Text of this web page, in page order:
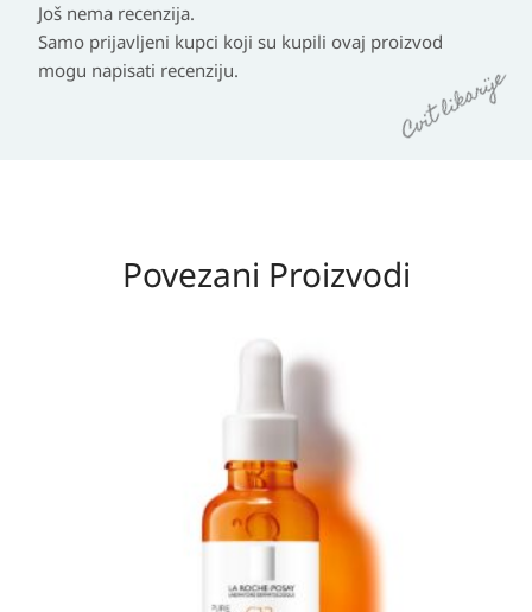
Još nema recenzija.
Samo prijavljeni kupci koji su kupili ovaj proizvod
mogu napisati recenziju.
Povezani Proizvodi